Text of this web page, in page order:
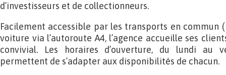
d’investisseurs et de collectionneurs.
Facilement accessible par les transports en commun
voiture via l’autoroute A4, l’agence accueille ses
convivial. Les horaires d’ouverture, du lundi au
permettent de s’adapter aux disponibilités de chacun.